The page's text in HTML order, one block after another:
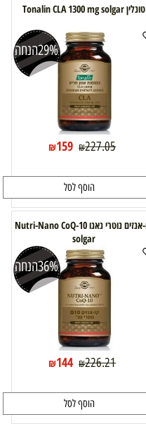
טונלין Tonalin CLA 1300 mg solgar
29%הנחה
₪227.05
₪159
הוסף לסל
קו-אנזים נוטרי נאנו Nutri-Nano CoQ-10
solgar
36%הנחה
₪226.21
₪144
הוסף לסל